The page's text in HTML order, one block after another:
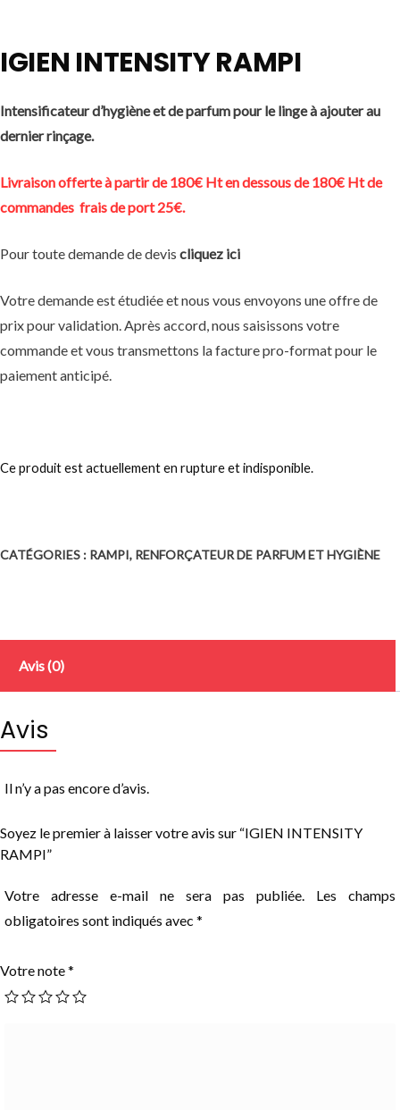
IGIEN INTENSITY RAMPI
Intensificateur d’hygiène et de parfum pour le linge à ajouter au
dernier rinçage.
Livraison offerte à partir de 180€ Hten dessous de 180€ Ht de
commandes frais de port 25€.
Pour toute demande de devis cliquez ici
Votre demande est étudiée et nous vous envoyons une offre de
prix pour validation. Après accord, nous saisissons votre
commande et vous transmettons la facture pro-format pour le
paiement anticipé.
Ce produit est actuellement en rupture et indisponible.
CATÉGORIES : RAMPI, RENFORÇATEUR DE PARFUM ET HYGIÈNE
Avis (0)
Avis
Il n’y a pas encore d’avis.
Soyez le premier à laisser votre avis sur “IGIEN INTENSITY
RAMPI”
Votre adresse e-mail ne sera pas publiée.
Les champs
obligatoires sont indiqués avec *
Votre note*